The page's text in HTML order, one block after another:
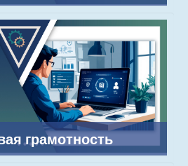
грамотность